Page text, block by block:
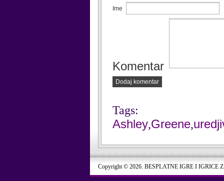
Ime
Komentar
Dodaj komentar
Tags:
Ashley,Greene,
Copyright © 2026. BESPLATNE IGRE I IGRICE